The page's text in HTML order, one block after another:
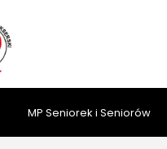
MP Seniorek i Seniorów